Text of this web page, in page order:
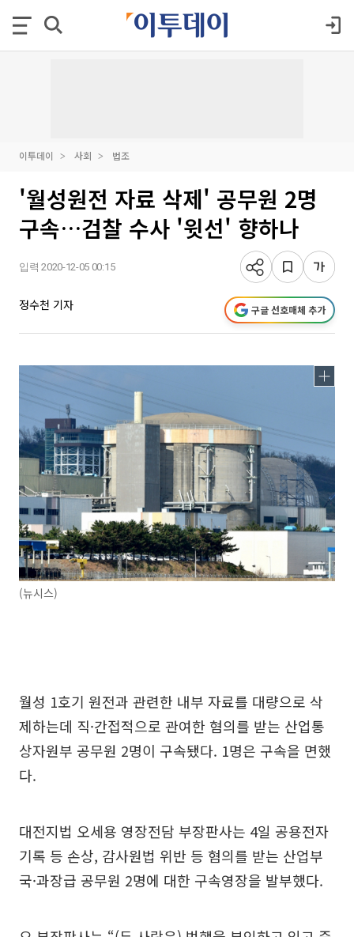
이투데이 사회 법조
'월성원전 자료 삭제' 공무원 2명
구속…검찰 수사 '윗선' 향하나
입력 2020-12-05 00:15
정수천 기자 구글 선호매체 추가
(뉴시스)
월성 1호기 원전과 관련한 내부 자료를 대량으로 삭
제하는데 직·간접적으로 관여한 혐의를 받는 산업통
상자원부 공무원 2명이 구속됐다. 1명은 구속을 면했
다.
대전지법 오세용 영장전담 부장판사는 4일 공용전자
기록 등 손상, 감사원법 위반 등 혐의를 받는 산업부
국·과장급 공무원 2명에 대한 구속영장을 발부했다.